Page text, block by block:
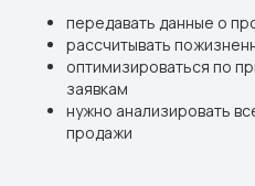
передавать данные о
рассчитывать
оптимизироваться по
заявкам
нужно анализировать
продажи